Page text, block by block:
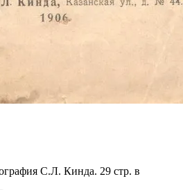
С.Л. Кинда. 29 стр. в